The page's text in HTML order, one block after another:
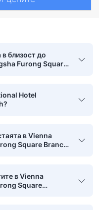
близост до
Furong Square
Hotel
в Vienna
Square Branch
в Vienna
Square